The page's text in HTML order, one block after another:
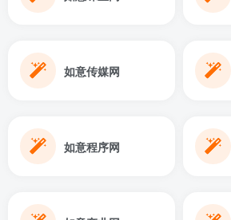
如意传媒网
如意程序网